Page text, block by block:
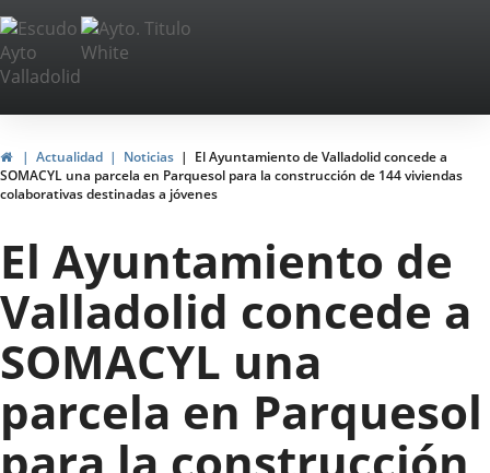
Saltar al contenido
Portal
Web
del
Ayuntamiento
de
Valladolid
InicioActualidad Noticias
El Ayuntamiento de Valladolid concede a
SOMACYL una parcela en Parquesol para la construcción de 144 viviendas
colaborativas destinadas a jóvenes
El Ayuntamiento de
Valladolid concede a
SOMACYL una
parcela en Parquesol